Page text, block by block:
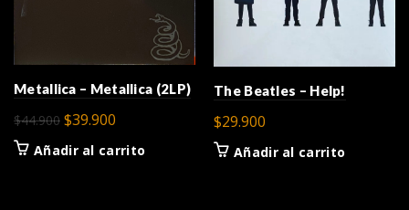
Metallica – Metallica (2LP)
$44.900 El
precio
$39.900
precio
Añadir al carrito
The Beatles – Help!
$29.900
Añadir al carrito